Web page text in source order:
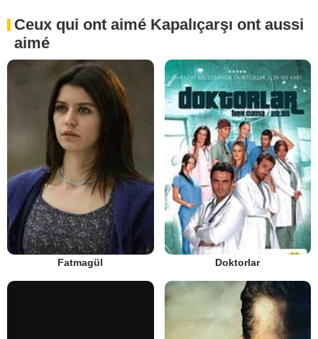
Ceux qui ont aimé Kapalıçarşı ont aussi
aimé
Fatmagül Doktorlar